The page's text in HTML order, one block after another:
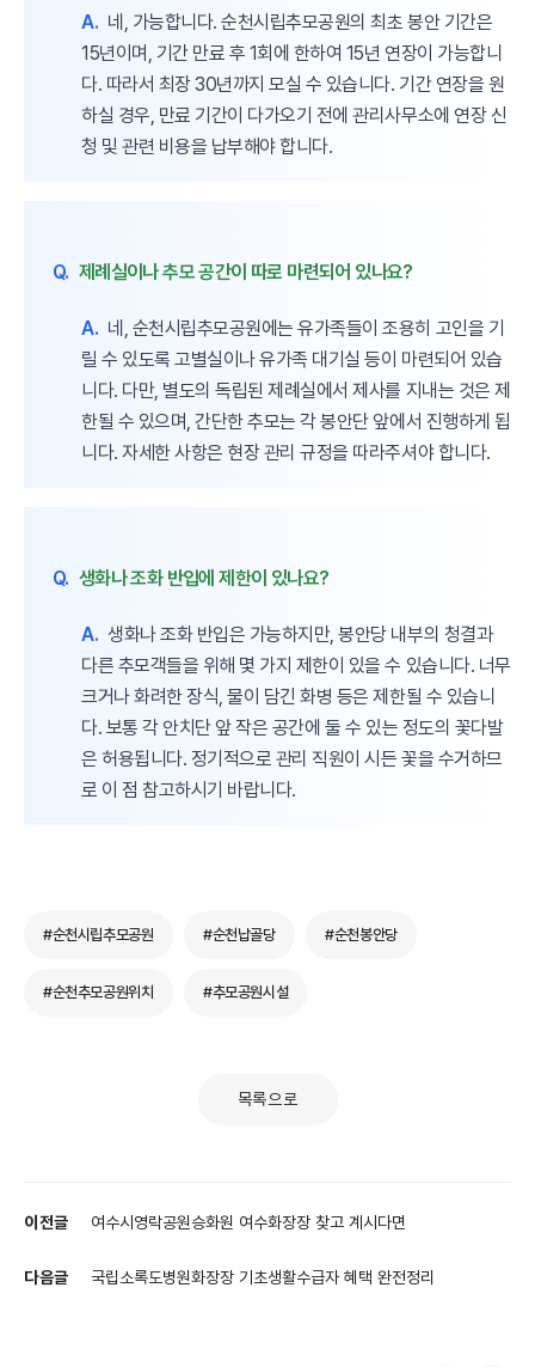
A. 네, 가능합니다. 순천시립추모공원의 최초 봉안 기간은
15년이며, 기간 만료 후 1회에 한하여 15년 연장이 가능합니
다. 따라서 최장 30년까지 모실 수 있습니다. 기간 연장을 원
하실 경우, 만료 기간이 다가오기 전에 관리사무소에 연장 신
청 및 관련 비용을 납부해야 합니다.
Q. 제례실이나 추모 공간이 따로 마련되어 있나요?
A. 네, 순천시립추모공원에는 유가족들이 조용히 고인을 기
릴 수 있도록 고별실이나 유가족 대기실 등이 마련되어 있습
니다. 다만, 별도의 독립된 제례실에서 제사를 지내는 것은 제
한될 수 있으며, 간단한 추모는 각 봉안단 앞에서 진행하게 됩
니다. 자세한 사항은 현장 관리 규정을 따라주셔야 합니다.
Q. 생화나 조화 반입에 제한이 있나요?
A. 생화나 조화 반입은 가능하지만, 봉안당 내부의 청결과
다른 추모객들을 위해 몇 가지 제한이 있을 수 있습니다. 너무
크거나 화려한 장식, 물이 담긴 화병 등은 제한될 수 있습니
다. 보통 각 안치단 앞 작은 공간에 둘 수 있는 정도의 꽃다발
은 허용됩니다. 정기적으로 관리 직원이 시든 꽃을 수거하므
로 이 점 참고하시기 바랍니다.
#순천시립추모공원 #순천납골당 #순천봉안당
#순천추모공원위치 #추모공원시설
목록으로
이전글 여수시영락공원승화원 여수화장장 찾고 계시다면
다음글 국립소록도병원화장장 기초생활수급자 혜택 완전정리